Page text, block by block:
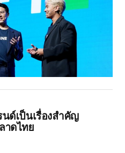
ด์เป็นเรื่องสำคัญ
าดไทย